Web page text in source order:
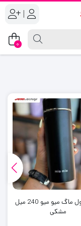
|
0
مینی تراول ماگ میو میو 240 میل
مشکی